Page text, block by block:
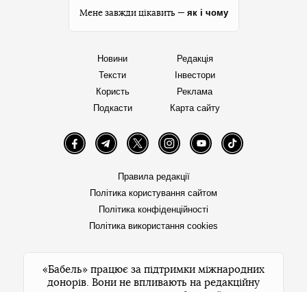
Мене завжди цікавить — як і чому
Новини
Тексти
Користь
Подкасти
Редакція
Інвестори
Реклама
Карта сайту
FacebookTelegramTwitter InstagramYouTube TikTok
Правила редакції
Політика користування сайтом
Політика конфіденційності
Політика використання cookies
«Бабель» працює за підтримки міжнародних
донорів. Вони не впливають на редакційну